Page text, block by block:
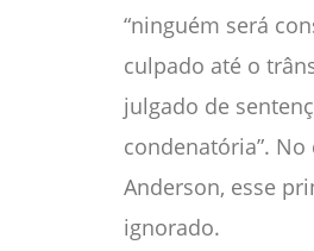
“ninguém será
culpado até o
julgado de
condenatória”. No
Anderson, esse
ignorado.